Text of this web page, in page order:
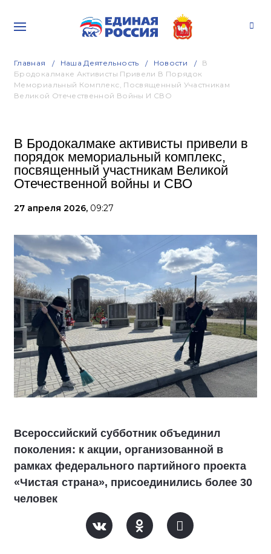
Главная Наша Деятельность Новости
В
Бродокалмаке Активисты Привели В Порядок
Мемориальный Комплекс, Посвященный Участникам
Великой Отечественной Войны И СВО
В Бродокалмаке активисты привели в
порядок мемориальный комплекс,
посвященный участникам Великой
Отечественной войны и СВО
27 апреля 2026, 09:27
Всероссийский субботник объединил
поколения: к акции, организованной в
рамках федерального партийного проекта
«Чистая страна», присоединились более 30
человек